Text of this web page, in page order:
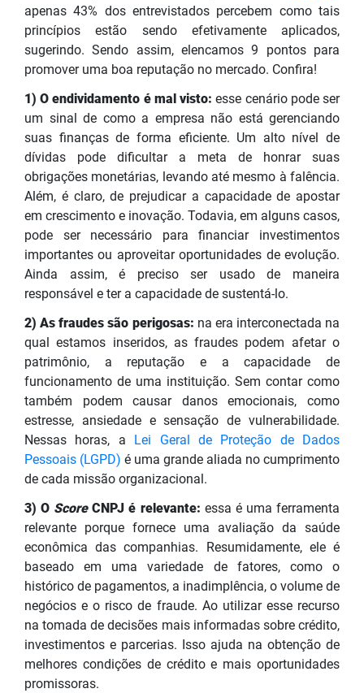
apenas 43% dos entrevistados percebem como tais
princípios estão sendo efetivamente aplicados,
sugerindo. Sendo assim, elencamos 9 pontos para
promover uma boa reputação no mercado. Confira!
1) O endividamento é mal visto:esse cenário pode ser
um sinal de como a empresa não está gerenciando
suas finanças de forma eficiente. Um alto nível de
dívidas pode dificultar a meta de honrar suas
obrigações monetárias, levando até mesmo à falência.
Além, é claro, de prejudicar a capacidade de apostar
em crescimento e inovação. Todavia, em alguns casos,
pode ser necessário para financiar investimentos
importantes ou aproveitar oportunidades de evolução.
Ainda assim, é preciso ser usado de maneira
responsável e ter a capacidade de sustentá-lo.
2) As fraudes são perigosas: na era interconectada na
qual estamos inseridos, as fraudes podem afetar o
patrimônio, a reputação e a capacidade de
funcionamento de uma instituição. Sem contar como
também podem causar danos emocionais, como
estresse, ansiedade e sensação de vulnerabilidade.
Nessas horas, a Lei Geral de Proteção de Dados
Pessoais (LGPD) é uma grande aliada no cumprimento
de cada missão organizacional.
3) O ScoreCNPJ é relevante: essa é uma ferramenta
relevante porque fornece uma avaliação da saúde
econômica das companhias. Resumidamente, ele é
baseado em uma variedade de fatores, como o
histórico de pagamentos, a inadimplência, o volume de
negócios e o risco de fraude. Ao utilizar esse recurso
na tomada de decisões mais informadas sobre crédito,
investimentos e parcerias. Isso ajuda na obtenção de
melhores condições de crédito e mais oportunidades
promissoras.